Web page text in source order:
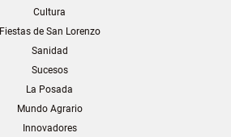
Cultura
Fiestas de San Lorenzo
Sanidad
Sucesos
La Posada
Mundo Agrario
Innovadores